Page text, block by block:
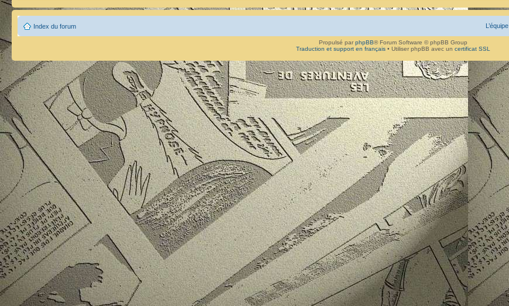
Index du forum L’équipe
Propulsé par phpBB® Forum Software © phpBB Group
Traduction et support en français • Utiliser phpBB avec un certificat SSL